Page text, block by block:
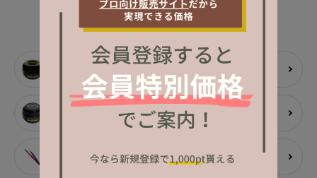
カテゴリーから探す
カラージェル
ツール